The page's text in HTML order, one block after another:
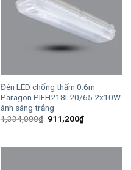
Đèn LED chống thấm 0.6m
Paragon PIFH218L20/65 2x10W
ánh sáng trắng
1,334,000₫ Giá
911,200₫Giá
hiện
911,200₫.